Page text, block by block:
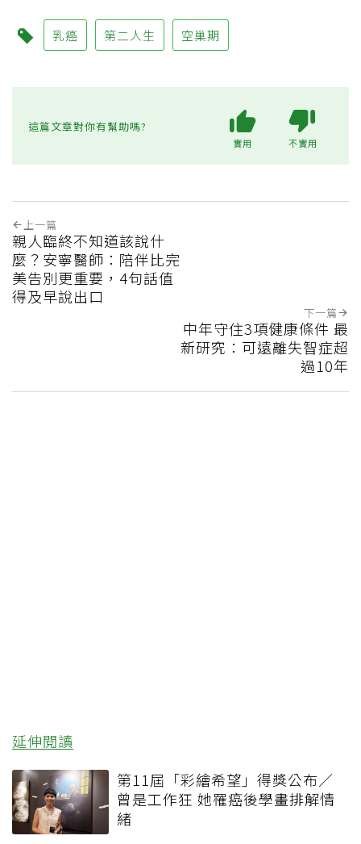
乳癌 第二人生 空巢期
這篇文章對你有幫助嗎?
實用 不實用
上一篇
親人臨終不知道該說什
麼？安寧醫師：陪伴比完
美告別更重要，4句話值
得及早說出口
下一篇
中年守住3項健康條件 最
新研究：可遠離失智症超
過10年
延伸閱讀
第11屆「彩繪希望」得獎公布／
曾是工作狂 她罹癌後學畫排解情
緒